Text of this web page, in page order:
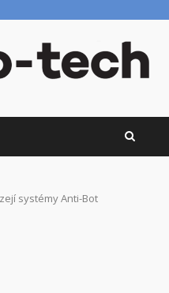
systémy Anti-Bot